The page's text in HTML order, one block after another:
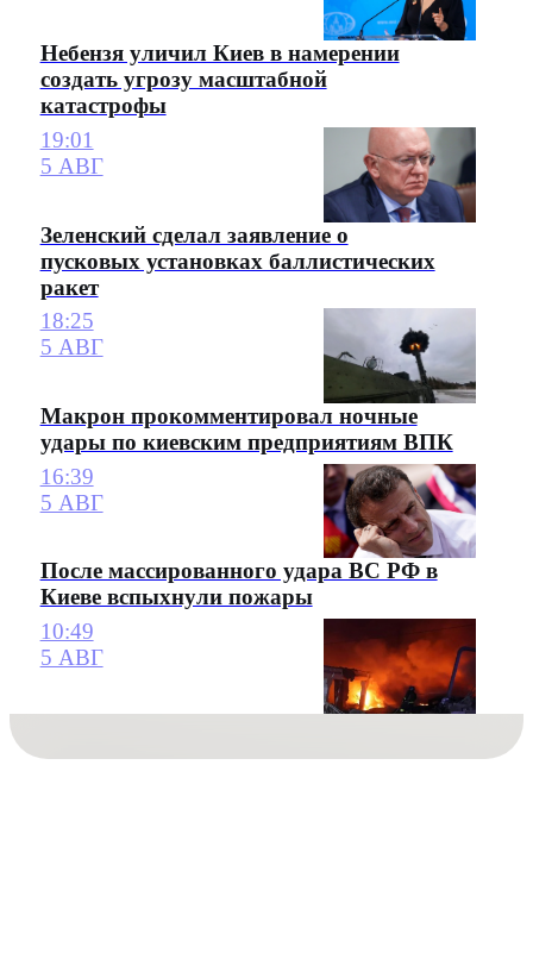
Небензя уличил Киев в намерении
создать угрозу масштабной
катастрофы
19:01
5 АВГ
Зеленский сделал заявление о
пусковых установках баллистических
ракет
18:25
5 АВГ
Макрон прокомментировал ночные
удары по киевским предприятиям ВПК
16:39
5 АВГ
После массированного удара ВС РФ в
Киеве вспыхнули пожары
10:49
5 АВГ